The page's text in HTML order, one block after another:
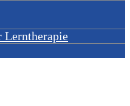
Lerntherapie